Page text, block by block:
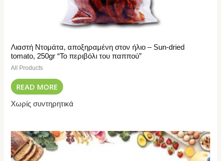
Λιαστή Ντομάτα, αποξηραμένη στον ήλιο – Sun-dried
tomato, 250gr “Το περιβόλι του παππού”
All Products
READ MORE
Χωρίς συντηρητικά